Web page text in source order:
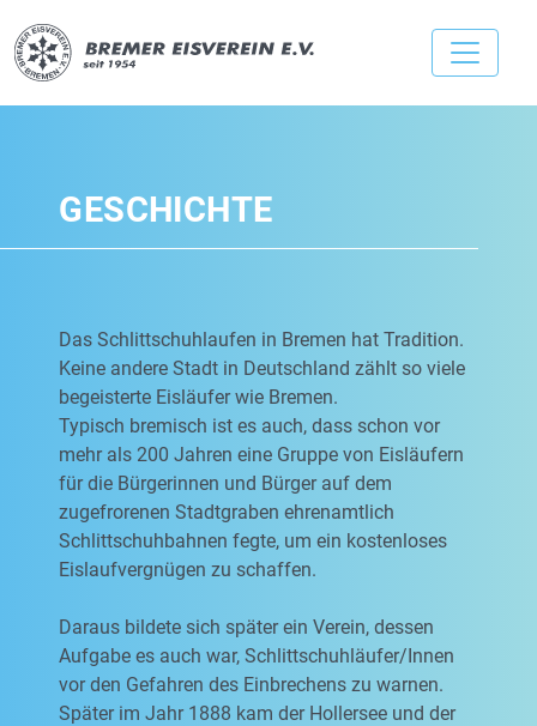
GESCHICHTE
Das Schlittschuhlaufen in Bremen hat Tradition.
Keine andere Stadt in Deutschland zählt so viele
begeisterte Eisläufer wie Bremen.
Typisch bremisch ist es auch, dass schon vor
mehr als 200 Jahren eine Gruppe von Eisläufern
für die Bürgerinnen und Bürger auf dem
zugefrorenen Stadtgraben ehrenamtlich
Schlittschuhbahnen fegte, um ein kostenloses
Eislaufvergnügen zu schaffen.
Daraus bildete sich später ein Verein, dessen
Aufgabe es auch war, Schlittschuhläufer/Innen
vor den Gefahren des Einbrechens zu warnen.
Später im Jahr 1888 kam der Hollersee und der